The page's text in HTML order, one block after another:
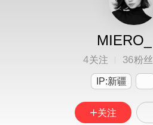
MIERO_
4关注 36粉丝
IP:新疆
关注